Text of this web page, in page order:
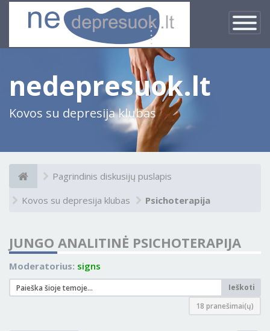
Įjungti
×
nedepresuok.lt
Kovos su depresija klubas
Pagrindinis diskusijų puslapis
Kovos su depresija klubas
Psichoterapija
JUNGO ANALITINĖ PSICHOTERAPIJA
Moderatorius: signs
Ieškoti
18 pranešimai(ų)